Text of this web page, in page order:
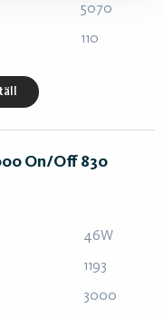
5070
110
On/Off 830
46W
1193
3000